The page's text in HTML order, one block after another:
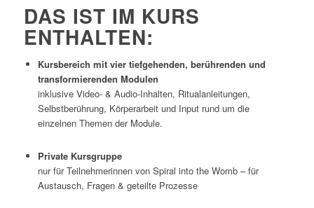
DAS IST IM KURS
ENTHALTEN:
Kursbereich mit vier tiefgehenden, berührenden und
transformierenden Modulen
inklusive Video- & Audio-Inhalten, Ritualanleitungen,
Selbstberührung, Körperarbeit und Input rund um die
einzelnen Themen der Module.
Private Kursgruppe
nur für Teilnehmerinnen von Spiral into the Womb – für
Austausch, Fragen & geteilte Prozesse